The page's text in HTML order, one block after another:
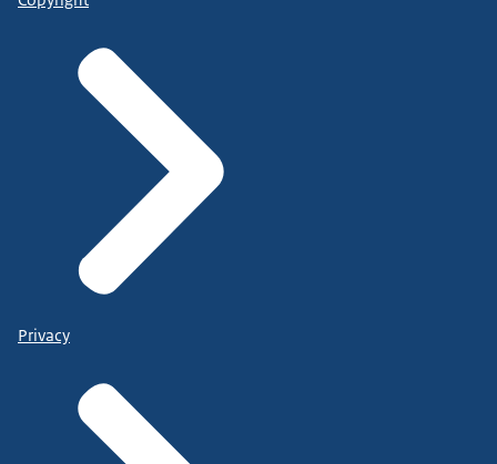
Privacy